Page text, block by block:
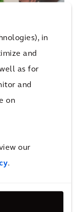
in
and
as for
and
on
our
.